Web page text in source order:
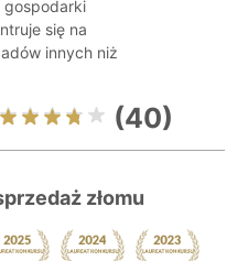
gospodarki
się na
innych niż
(40)
złomu